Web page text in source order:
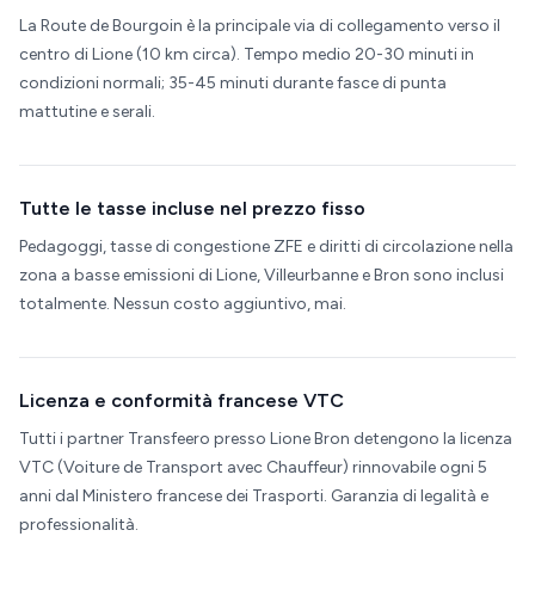
La Route de Bourgoin è la principale via di collegamento verso il
centro di Lione (10 km circa). Tempo medio 20-30 minuti in
condizioni normali; 35-45 minuti durante fasce di punta
mattutine e serali.
Tutte le tasse incluse nel prezzo fisso
Pedagoggi, tasse di congestione ZFE e diritti di circolazione nella
zona a basse emissioni di Lione, Villeurbanne e Bron sono inclusi
totalmente. Nessun costo aggiuntivo, mai.
Licenza e conformità francese VTC
Tutti i partner Transfeero presso Lione Bron detengono la licenza
VTC (Voiture de Transport avec Chauffeur) rinnovabile ogni 5
anni dal Ministero francese dei Trasporti. Garanzia di legalità e
professionalità.